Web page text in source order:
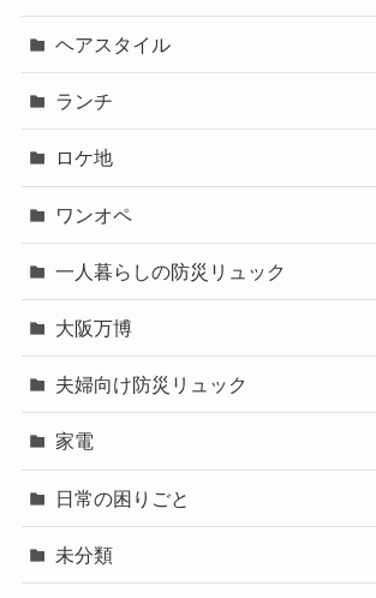
ヘアスタイル
ランチ
ロケ地
ワンオペ
一人暮らしの防災リュック
大阪万博
夫婦向け防災リュック
家電
日常の困りごと
未分類